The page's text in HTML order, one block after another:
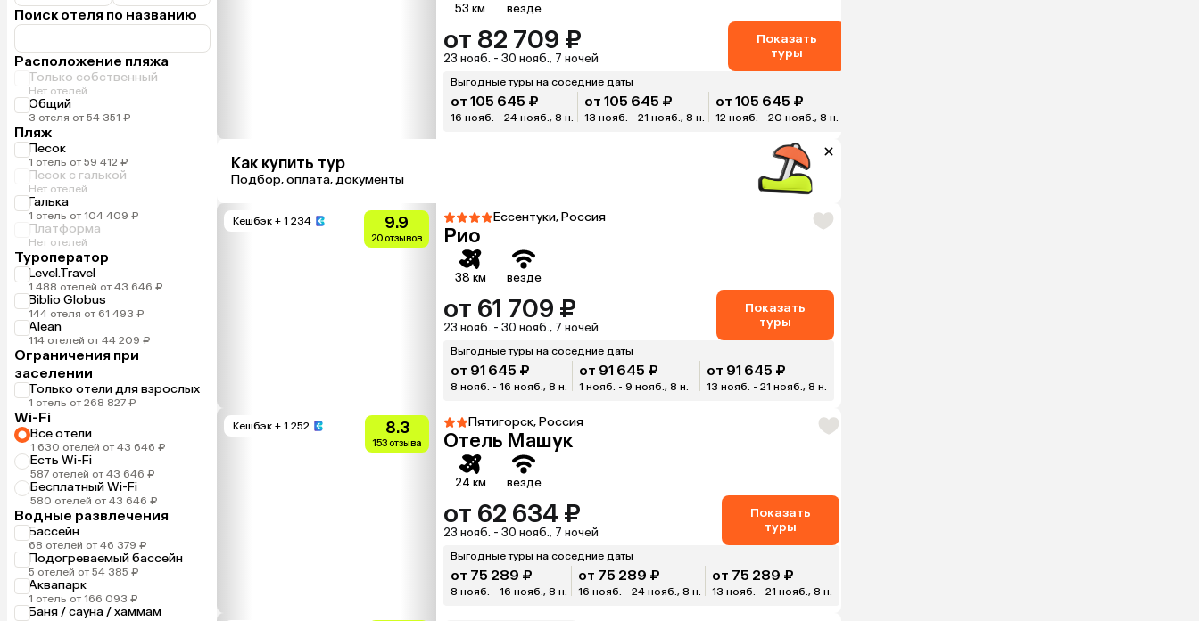
Поиск отеля по названию
Расположение пляжа
Только собственный
Нет отелей
Общий
3 отеля от 54 351 ₽
Пляж
Песок
1 отель от 59 412 ₽
Песок с галькой
Нет отелей
Галька
1 отель от 104 409 ₽
Платформа
Нет отелей
Туроператор
Level.Travel
1 488 отелей от 43 646 ₽
Biblio Globus
144 отеля от 61 493 ₽
Alean
114 отелей от 44 209 ₽
Ограничения при
заселении
Только отели для взрослых
1 отель от 268 827 ₽
Wi-Fi
Все отели
1 630 отелей от 43 646 ₽
Есть Wi-Fi
587 отелей от 43 646 ₽
Бесплатный Wi-Fi
580 отелей от 43 646 ₽
Водные развлечения
Бассейн
68 отелей от 46 379 ₽
Подогреваемый бассейн
5 отелей от 54 385 ₽
Аквапарк
1 отель от 166 093 ₽
Баня / сауна / хаммам
53 км везде
от 82 709 ₽
23 нояб. - 30 нояб., 7 ночей
Показать
туры
Выгодные туры на соседние даты
от 105 645 ₽
16 нояб. - 24 нояб., 8 н.
от 105 645 ₽
13 нояб. - 21 нояб., 8 н.
от 105 645 ₽
12 нояб. - 20 нояб., 8 н.
Как купить тур
Подбор, оплата, документы
Кешбэк + 1 234 9.9
20 отзывов
Ессентуки, Россия
Рио
38 км везде
от 61 709 ₽
23 нояб. - 30 нояб., 7 ночей
Показать
туры
Выгодные туры на соседние даты
от 91 645 ₽
8 нояб. - 16 нояб., 8 н.
от 91 645 ₽
1 нояб. - 9 нояб., 8 н.
от 91 645 ₽
13 нояб. - 21 нояб., 8 н.
Кешбэк + 1 252 8.3
153 отзыва
Пятигорск, Россия
Отель Машук
24 км везде
от 62 634 ₽
23 нояб. - 30 нояб., 7 ночей
Показать
туры
Выгодные туры на соседние даты
от 75 289 ₽
8 нояб. - 16 нояб., 8 н.
от 75 289 ₽
16 нояб. - 24 нояб., 8 н.
от 75 289 ₽
13 нояб. - 21 нояб., 8 н.